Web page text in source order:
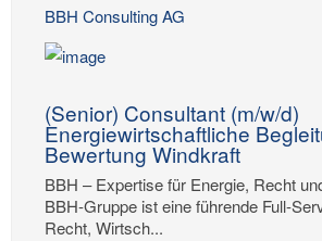
BBH Consulting AG
(Senior) Consultant (m/w/d)
Energiewirtschaftliche
Bewertung Windkraft
BBH – Expertise für Energie, Recht
BBH-Gruppe ist eine führende Full-
Recht, Wirtsch...